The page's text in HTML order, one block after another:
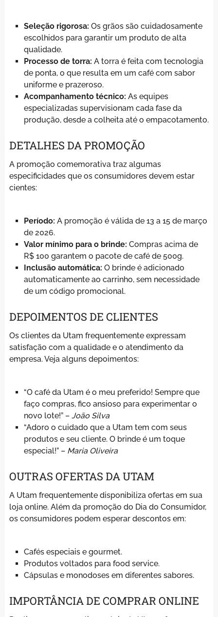
Seleção rigorosa: Os grãos são cuidadosamente
escolhidos para garantir um produto de alta
qualidade.
Processo de torra: A torra é feita com tecnologia
de ponta, o que resulta em um café com sabor
uniforme e prazeroso.
Acompanhamento técnico: As equipes
especializadas supervisionam cada fase da
produção, desde a colheita até o empacotamento.
DETALHES DA PROMOÇÃO
A promoção comemorativa traz algumas
especificidades que os consumidores devem estar
cientes:
Período: A promoção é válida de 13 a 15 de março
de 2026.
Valor mínimo para o brinde: Compras acima de
R$ 100 garantem o pacote de café de 500g.
Inclusão automática: O brinde é adicionado
automaticamente ao carrinho, sem necessidade
de um código promocional.
DEPOIMENTOS DE CLIENTES
Os clientes da Utam frequentemente expressam
satisfação com a qualidade e o atendimento da
empresa. Veja alguns depoimentos:
“O café da Utam é o meu preferido! Sempre que
faço compras, fico ansioso para experimentar o
novo lote!” – João Silva
“Adoro o cuidado que a Utam tem com seus
produtos e seu cliente. O brinde é um toque
especial!” – Maria Oliveira
OUTRAS OFERTAS DA UTAM
A Utam frequentemente disponibiliza ofertas em sua
loja online. Além da promoção do Dia do Consumidor,
os consumidores podem esperar descontos em:
Cafés especiais e gourmet.
Produtos voltados para food service.
Cápsulas e monodoses em diferentes sabores.
IMPORTÂNCIA DE COMPRAR ONLINE